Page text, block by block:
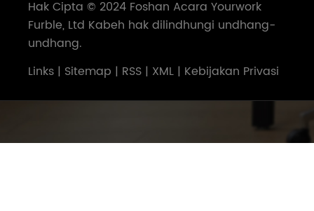
Hak Cipta © 2024 Foshan Acara Yourwork
Furble, Ltd Kabeh hak dilindhungi undhang-
undhang.
Links | Sitemap | RSS | XML | Kebijakan Privasi